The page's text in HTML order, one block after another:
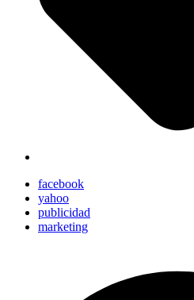
facebook
yahoo
publicidad
marketing